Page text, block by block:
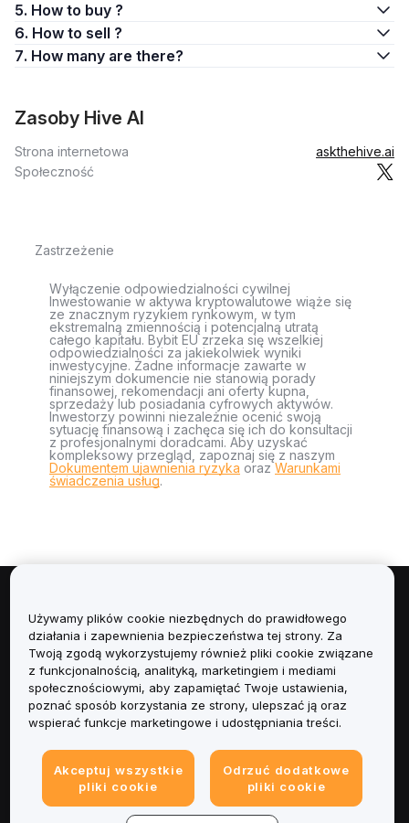
5. How to buy ?
6. How to sell ?
7. How many are there?
Zasoby Hive AI
Strona internetowa
askthehive.ai
Społeczność
Zastrzeżenie
Wyłączenie odpowiedzialności cywilnej
Inwestowanie w aktywa kryptowalutowe wiąże się
ze znacznym ryzykiem rynkowym, w tym
ekstremalną zmiennością i potencjalną utratą
całego kapitału. Bybit EU zrzeka się wszelkiej
odpowiedzialności za jakiekolwiek wyniki
inwestycyjne. Żadne informacje zawarte w
niniejszym dokumencie nie stanowią porady
finansowej, rekomendacji ani oferty kupna,
sprzedaży lub posiadania cyfrowych aktywów.
Inwestorzy powinni niezależnie ocenić swoją
sytuację finansową i zachęca się ich do konsultacji
z profesjonalnymi doradcami. Aby uzyskać
kompleksowy przegląd, zapoznaj się z naszym
Dokumentem ujawnienia ryzyka orazWarunkami
świadczenia usług.
Informacje
Usługi
Obsługa Klienta
Informacje prawne
Używamy plików cookie niezbędnych do prawidłowego
działania i zapewnienia bezpieczeństwa tej strony. Za
Twoją zgodą wykorzystujemy również pliki cookie związane
z funkcjonalnością, analityką, marketingiem i mediami
społecznościowymi, aby zapamiętać Twoje ustawienia,
poznać sposób korzystania ze strony, ulepszać ją oraz
wspierać funkcje marketingowe i udostępniania treści.
Akceptuj wszystkie
pliki cookie
Odrzuć dodatkowe
pliki cookie